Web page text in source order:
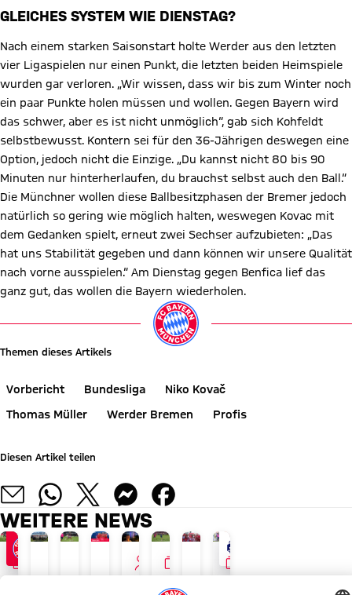
GLEICHES SYSTEM WIE DIENSTAG?
Nach einem starken Saisonstart holte Werder aus den letzten
vier Ligaspielen nur einen Punkt, die letzten beiden Heimspiele
wurden gar verloren. „Wir wissen, dass wir bis zum Winter noch
ein paar Punkte holen müssen und wollen. Gegen Bayern wird
das schwer, aber es ist nicht unmöglich“, gab sich Kohfeldt
selbstbewusst. Kontern sei für den 36-Jährigen deswegen eine
Option, jedoch nicht die Einzige. „Du kannst nicht 80 bis 90
Minuten nur hinterherlaufen, du brauchst selbst auch den Ball.“
Die Münchner wollen diese Ballbesitzphasen der Bremer jedoch
natürlich so gering wie möglich halten, weswegen Kovac mit
dem Gedanken spielt, erneut zwei Sechser aufzubieten: „Das
hat uns Stabilität gegeben und dann können wir unsere Qualität
nach vorne ausspielen.“ Am Dienstag gegen Benfica lief das
ganz gut, das wollen die Bayern wiederholen.
Themen dieses Artikels
Vorbericht Bundesliga
Niko Kovač
Thomas Müller
Werder Bremen Profis
Diesen Artikel teilen
WEITERE NEWS
LIVE BEI FC BAYERN TV PLUS
GALLERIEAUDI SUMMER TOUR 2026
Recap:
JETZT INFORMIEREN
FC
AM 17. AUGUST
Allianz
TOUR TALK
INTERVIEW
GALERIE
GALLERIEPAULANER FANEVENT IN
Herbert
LIVE BEI FC BAYERN TV
GALLERIE